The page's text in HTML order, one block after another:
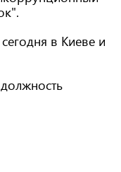
в Киеве и